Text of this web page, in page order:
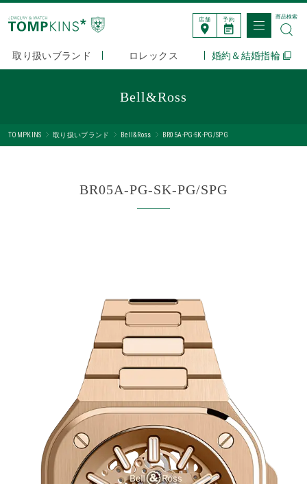
店舗 予約
取り扱いブランド ロレックス 婚約＆結婚指輪
商品検索
Bell&Ross
TOMPKINS 取り扱いブランド Bell&Ross BR05A-PG-SK-PG/SPG
BR05A-PG-SK-PG/SPG